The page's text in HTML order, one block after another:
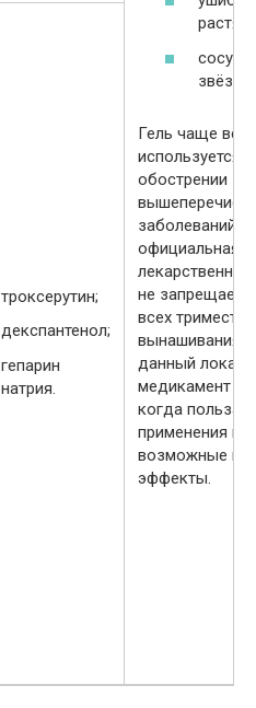
Гель чаще
используется
обострении
заболеваний.
официальная
не запрещает
всех
вынашивания
данный
медикамент
когда польза
применения
возможные
эффекты.
троксерутин;
декспантенол;
гепарин
натрия.